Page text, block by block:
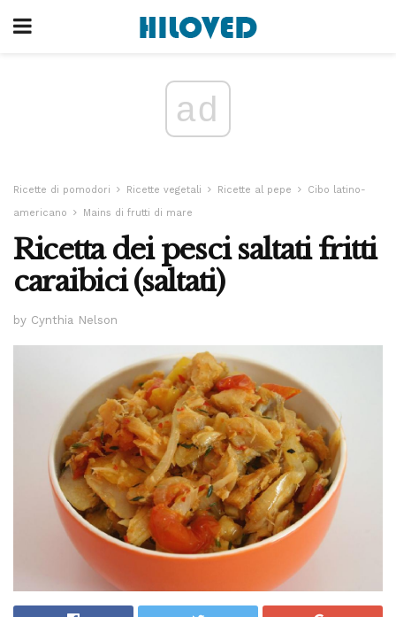
ad
Ricette di pomodori Ricette vegetali Ricette al pepe
Cibo latino-
americano
Mains di frutti di mare
Ricetta dei pesci saltati fritti
caraibici (saltati)
by Cynthia Nelson